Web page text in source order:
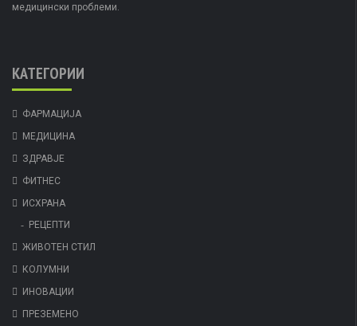
медицински проблеми.
КАТЕГОРИИ
ФАРМАЦИЈА
МЕДИЦИНА
ЗДРАВЈЕ
ФИТНЕС
ИСХРАНА
РЕЦЕПТИ
ЖИВОТЕН СТИЛ
КОЛУМНИ
ИНОВАЦИИ
ПРЕЗЕМЕНО